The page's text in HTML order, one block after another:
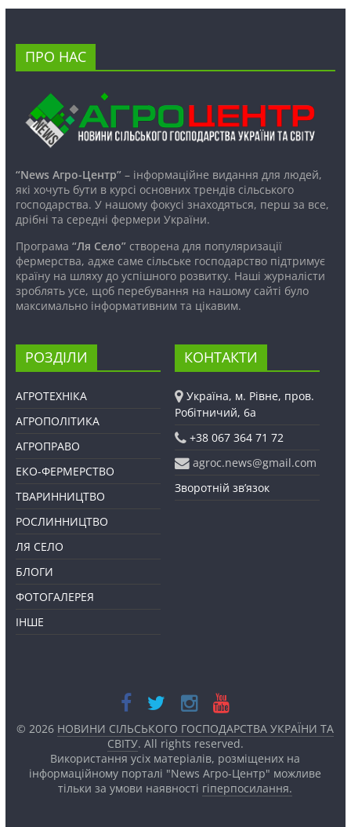
ПРО НАС
“News Агро-Центр”– інформаційне видання для людей,
які хочуть бути в курсі основних трендів сільського
господарства. У нашому фокусі знаходяться, перш за все,
дрібні та середні фермери України.
Програма “Ля Село”створена для популяризації
фермерства, адже саме сільське господарство підтримує
країну на шляху до успішного розвитку. Наші журналісти
зроблять усе, щоб перебування на нашому сайті було
максимально інформативним та цікавим.
РОЗДІЛИ
АГРОТЕХНІКА
АГРОПОЛІТИКА
АГРОПРАВО
ЕКО-ФЕРМЕРСТВО
ТВАРИННИЦТВО
РОСЛИННИЦТВО
ЛЯ СЕЛО
БЛОГИ
ФОТОГАЛЕРЕЯ
ІНШЕ
КОНТАКТИ
Україна, м. Рівне, пров.
Робітничий, 6а
+38 067 364 71 72
agroc.news@gmail.com
Зворотній зв’язок
© 2026 НОВИНИ СІЛЬСЬКОГО ГОСПОДАРСТВА УКРАЇНИ ТА
СВІТУ. All rights reserved.
Використання усіх матеріалів, розміщених на
інформаційному порталі "News Агро-Центр" можливе
тільки за умови наявності гіперпосилання.